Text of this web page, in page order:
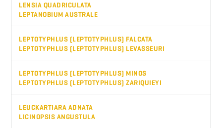
LENSIA QUADRICULATA
LEPTANOBIUM AUSTRALE
LEPTOTYPHLUS (LEPTOTYPHLUS) FALCATA
LEPTOTYPHLUS (LEPTOTYPHLUS) LEVASSEURI
LEPTOTYPHLUS (LEPTOTYPHLUS) MINOS
LEPTOTYPHLUS (LEPTOTYPHLUS) ZARIQUIEYI
LEUCKARTIARA ADNATA
LICINOPSIS ANGUSTULA